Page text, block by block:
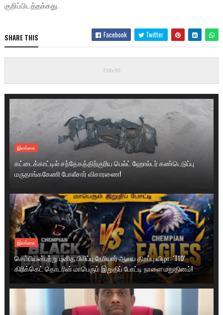
குறிப்பிடத்தக்கது.
SHARE THIS Facebook Twitter
இலங்கை
கட்டைக்காட்டில் சந்தேகத்திற்குரிய பெல்ட் ஹோல்டர் கண்டெடுப்பு
மருதாங்ககேணி போலீசார் விசாரணை!
இலங்கை
செம்பியன்பற்று புனித பிலிப்பு நேரியார் ஆலய திறப்பு விழா: ‘T10’
கிரிக்கெட் தொடரின் மாபெரும் இறுதிப் போட்டி நாளை மறுதினம்!